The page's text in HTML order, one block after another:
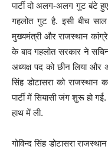
पार्टी दो अलग-अलग गुट बंटे
गहलोत गुट है. इसी बीच
मुख्यमंत्री और राजस्थान
के बाद गहलोत सरकार ने
अध्यक्ष पद को छीन लिया और
सिंह डोटासरा को राजस्थान
पार्टी में सियासी जंग शुरू हो
हाथ में ली.
गोविन्द सिंह डोटासरा